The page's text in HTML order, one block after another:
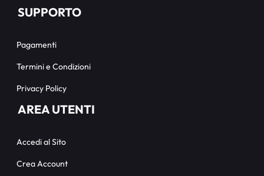
SUPPORTO
Pagamenti
Termini e Condizioni
Privacy Policy
AREA UTENTI
Accedi al Sito
Crea Account